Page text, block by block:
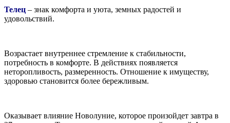
Телец – знак комфорта и уюта, земных радостей и
удовольствий.
Возрастает внутреннее стремление к стабильности,
потребность в комфорте. В действиях появляется
неторопливость, размеренность. Отношение к имуществу,
здоровью становится более бережливым.
Оказывает влияние Новолуние, которое произойдет завтра в